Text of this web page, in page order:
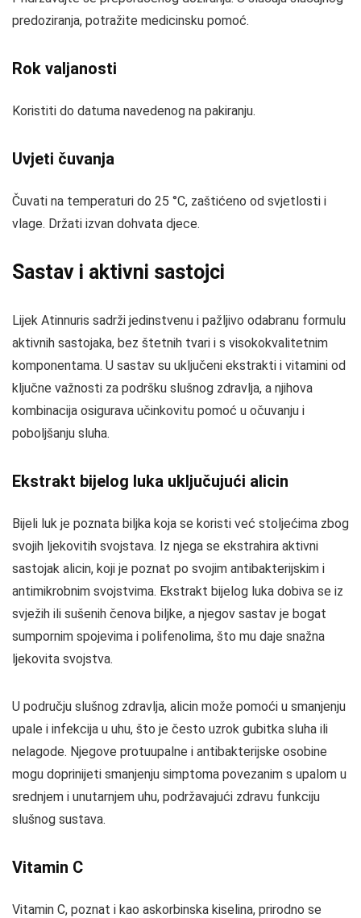
predoziranja, potražite medicinsku pomoć.
Rok valjanosti
Koristiti do datuma navedenog na pakiranju.
Uvjeti čuvanja
Čuvati na temperaturi do 25 °C, zaštićeno od svjetlosti i
vlage. Držati izvan dohvata djece.
Sastav i aktivni sastojci
Lijek Atinnuris sadrži jedinstvenu i pažljivo odabranu formulu
aktivnih sastojaka, bez štetnih tvari i s visokokvalitetnim
komponentama. U sastav su uključeni ekstrakti i vitamini od
ključne važnosti za podršku slušnog zdravlja, a njihova
kombinacija osigurava učinkovitu pomoć u očuvanju i
poboljšanju sluha.
Ekstrakt bijelog luka uključujući alicin
Bijeli luk je poznata biljka koja se koristi već stoljećima zbog
svojih ljekovitih svojstava. Iz njega se ekstrahira aktivni
sastojak alicin, koji je poznat po svojim antibakterijskim i
antimikrobnim svojstvima. Ekstrakt bijelog luka dobiva se iz
svježih ili sušenih čenova biljke, a njegov sastav je bogat
sumpornim spojevima i polifenolima, što mu daje snažna
ljekovita svojstva.
U području slušnog zdravlja, alicin može pomoći u smanjenju
upale i infekcija u uhu, što je često uzrok gubitka sluha ili
nelagode. Njegove protuupalne i antibakterijske osobine
mogu doprinijeti smanjenju simptoma povezanim s upalom u
srednjem i unutarnjem uhu, podržavajući zdravu funkciju
slušnog sustava.
Vitamin C
Vitamin C, poznat i kao askorbinska kiselina, prirodno se